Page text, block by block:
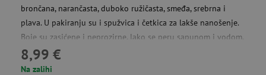
brončana, narančasta, duboko ružičasta, smeđa, srebrna i
plava. U pakiranju su i spužvica i četkica za lakše nanošenje.
Boje su zasićene i neprozirne, lako se peru sapunom i vodom.
8,99 €
Na zalihi